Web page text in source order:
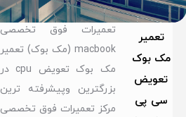
تعمیر
مک بوک
تعویض
سی پی
تعمیرات فوق تخصصی
macbook (مک بوک) تعمیر
مک بوک تعویض cpu در
بزرگترین وپیشرفته ترین
مرکز تعمیرات فوق تخصصی